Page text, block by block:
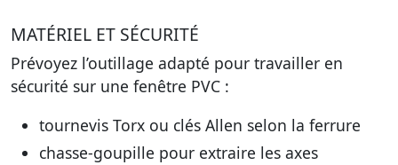
MATÉRIEL ET SÉCURITÉ
Prévoyez l’outillage adapté pour travailler en
sécurité sur une fenêtre PVC :
tournevis Torx ou clés Allen selon la ferrure
chasse-goupille pour extraire les axes